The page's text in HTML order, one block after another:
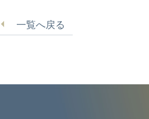
一覧へ戻る